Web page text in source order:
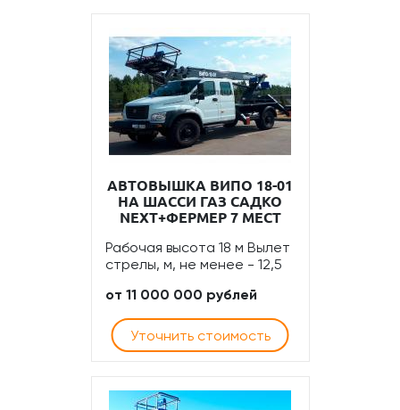
АВТОВЫШКА ВИПО 18-01
НА ШАССИ ГАЗ САДКО
NEXT+ФЕРМЕР 7 МЕСТ
Рабочая высота 18 м Вылет
стрелы, м, не менее - 12,5
от 11 000 000 рублей
Уточнить стоимость